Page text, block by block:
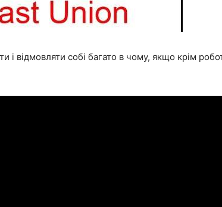
і відмовляти собі багато в чому, якщо крім